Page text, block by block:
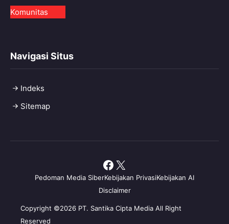
Komunitas
Navigasi Situs
Indeks
Sitemap
Copyright ©2026 PT. Santika Cipta Media All Right
Reserved
Pedoman Media SiberKebijakan PrivasiKebijakan AI
Disclaimer
Facebook
X